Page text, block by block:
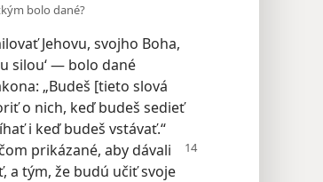
bolo dané?
Jehovu, svojho Boha,
silou‘ — bolo dané
„Budeš [tieto slová
o nich, keď budeš sedieť
i keď budeš vstávať.“
prikázané, aby dávali
a tým, že budú učiť svoje